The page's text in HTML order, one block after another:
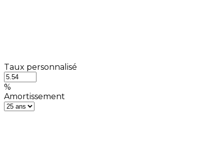
Taux personnalisé
%
Amortissement